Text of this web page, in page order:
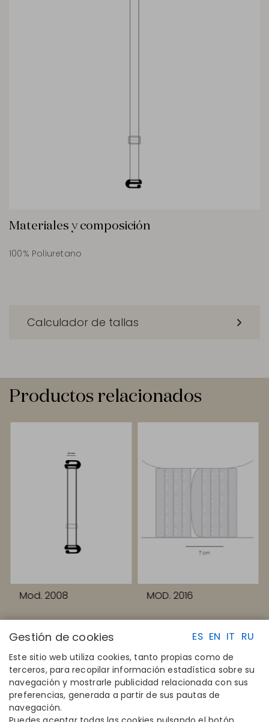
Materiales y composición
100% Poliuretano
Calculador de tallas
Productos relacionados
Mod. 2008 MOD. 2016
ES EN IT RU
Gestión de cookies
Este sitio web utiliza cookies, tanto propias como de
terceros, para recopilar información estadística sobre su
navegación y mostrarle publicidad relacionada con sus
preferencias, generada a partir de sus pautas de
navegación.
ENLACES RAPIDOS
Calcula tu talla
Encuentra tu tienda
CONTACTO
Disintex 2021 SL